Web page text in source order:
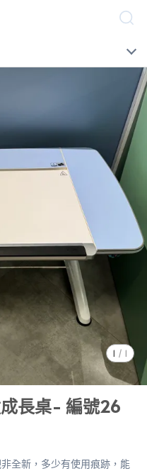
1 / 1
成長桌- 編號26
全新，多少有使用痕跡，能